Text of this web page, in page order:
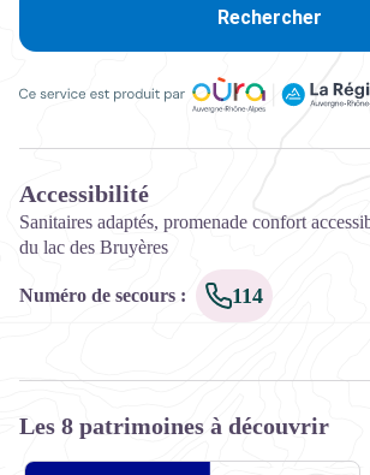
Rechercher
Accessibilité
Sanitaires adaptés, promenade confort
du lac des Bruyères
Numéro de secours : 114
Les 8 patrimoines à découvrir